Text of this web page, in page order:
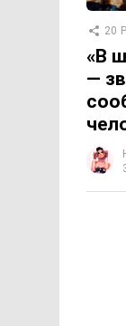
20
«В
—